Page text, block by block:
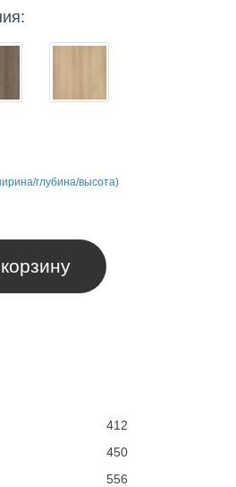
глубина/высота)
412
450
556